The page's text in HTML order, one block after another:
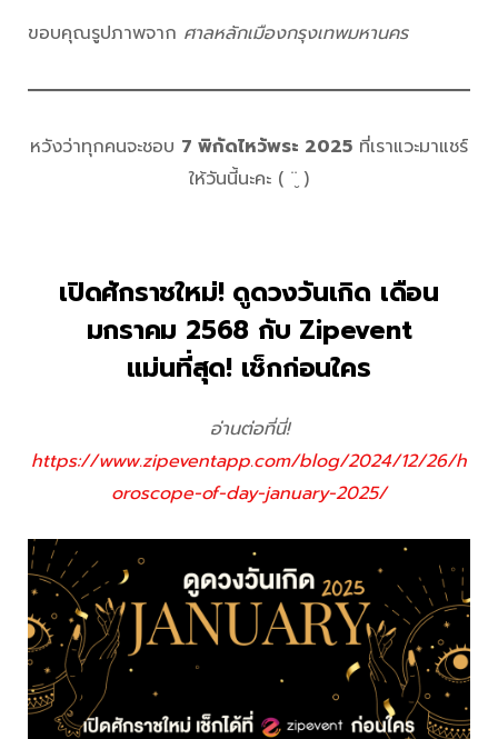
ขอบคุณรูปภาพจาก ศาลหลักเมืองกรุงเทพมหานคร
หวังว่าทุกคนจะชอบ 7 พิกัดไหว้พระ 2025 ที่เราแวะมาแชร์
ให้วันนี้นะคะ ( ¨̮ )
เปิดศักราชใหม่! ดูดวงวันเกิด เดือน
มกราคม 2568 กับ Zipevent
แม่นที่สุด! เช็กก่อนใคร
อ่านต่อที่นี่!
https://www.zipeventapp.com/blog/2024/12/26/h
oroscope-of-day-january-2025/